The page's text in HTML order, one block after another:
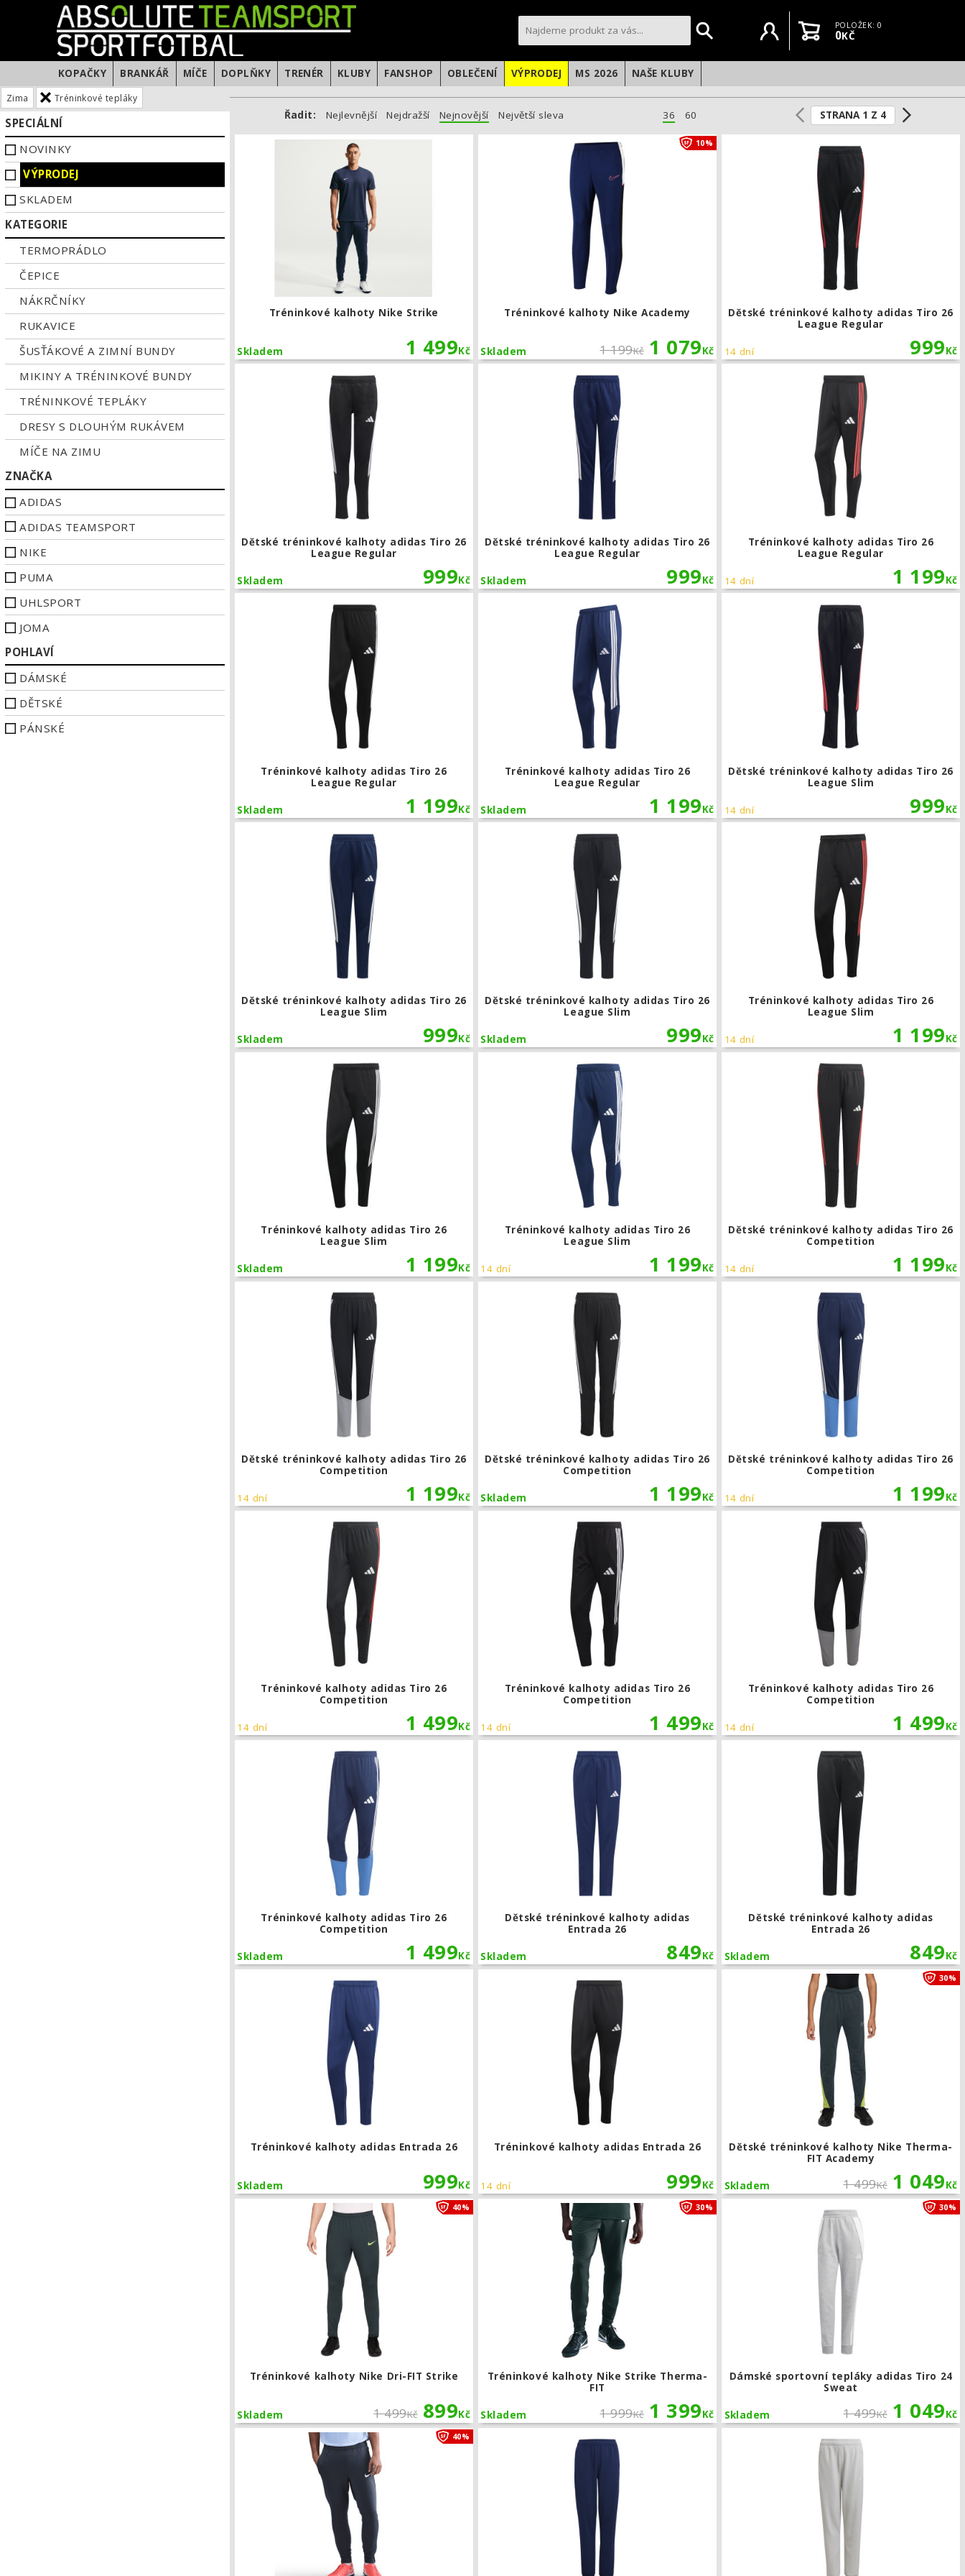
Uživatelský účet
KošíkPOLOŽEK: 0
0KČ
KOPAČKY BRANKÁŘ MÍČE DOPLŇKY TRENÉR KLUBY FANSHOP OBLEČENÍ VÝPRODEJ MS 2026 NAŠE KLUBY
Zima Tréninkové tepláky
SPECIÁLNÍ
NOVINKY
VÝPRODEJ
SKLADEM
KATEGORIE
TERMOPRÁDLO
ČEPICE
NÁKRČNÍKY
RUKAVICE
ŠUSŤÁKOVÉ A ZIMNÍ BUNDY
MIKINY A TRÉNINKOVÉ BUNDY
TRÉNINKOVÉ TEPLÁKY
DRESY S DLOUHÝM RUKÁVEM
MÍČE NA ZIMU
ZNAČKA
ADIDAS
ADIDAS TEAMSPORT
NIKE
PUMA
UHLSPORT
JOMA
POHLAVÍ
DÁMSKÉ
DĚTSKÉ
PÁNSKÉ
Řadit: Nejlevnější Nejdražší Nejnovější Největší sleva 36 60 STRANA 1 Z 4
Tréninkové kalhoty Nike Strike
1 499Kč
Skladem
Tréninkové kalhoty Nike Strike
Tréninkové kalhoty Nike Academy
1 199Kč 1 079Kč
Skladem
10%
Dětské tréninkové kalhoty adidas Tiro 26
League Regular
999Kč
14 dní
Dětské tréninkové kalhoty adidas Tiro 26
League Regular
999Kč
Skladem
Dětské tréninkové kalhoty adidas Tiro 26
League Regular
999Kč
Skladem
Tréninkové kalhoty adidas Tiro 26
League Regular
1 199Kč
14 dní
Tréninkové kalhoty adidas Tiro 26
League Regular
1 199Kč
Skladem
Tréninkové kalhoty adidas Tiro 26
League Regular
1 199Kč
Skladem
Dětské tréninkové kalhoty adidas Tiro 26
League Slim
999Kč
14 dní
Dětské tréninkové kalhoty adidas Tiro 26
League Slim
999Kč
Skladem
Dětské tréninkové kalhoty adidas Tiro 26
League Slim
999Kč
Skladem
Tréninkové kalhoty adidas Tiro 26
League Slim
1 199Kč
14 dní
Tréninkové kalhoty adidas Tiro 26
League Slim
1 199Kč
Skladem
Tréninkové kalhoty adidas Tiro 26
League Slim
1 199Kč
14 dní
Dětské tréninkové kalhoty adidas Tiro 26
Competition
1 199Kč
14 dní
Dětské tréninkové kalhoty adidas Tiro 26
Competition
1 199Kč
14 dní
Dětské tréninkové kalhoty adidas Tiro 26
Competition
1 199Kč
Skladem
Dětské tréninkové kalhoty adidas Tiro 26
Competition
1 199Kč
14 dní
Tréninkové kalhoty adidas Tiro 26
Competition
1 499Kč
14 dní
Tréninkové kalhoty adidas Tiro 26
Competition
1 499Kč
14 dní
Tréninkové kalhoty adidas Tiro 26
Competition
1 499Kč
14 dní
Tréninkové kalhoty adidas Tiro 26
Competition
1 499Kč
Skladem
Dětské tréninkové kalhoty adidas
Entrada 26
849Kč
Skladem
Dětské tréninkové kalhoty adidas
Entrada 26
849Kč
Skladem
Tréninkové kalhoty adidas Entrada 26
999Kč
Skladem
Tréninkové kalhoty adidas Entrada 26
999Kč
14 dní
Tréninkové kalhoty adidas Entrada 26
Dětské tréninkové kalhoty Nike Therma-
FIT Academy
1 499Kč 1 049Kč
Skladem
30%
Tréninkové kalhoty Nike Dri-FIT Strike
1 499Kč 899Kč
Skladem
40% Tréninkové kalhoty Nike Dri-FIT Strike
Tréninkové kalhoty Nike Strike Therma-
FIT
1 999Kč 1 399Kč
Skladem
30%
Dámské sportovní tepláky adidas Tiro 24
Sweat
1 499Kč 1 049Kč
Skladem
30%
40%